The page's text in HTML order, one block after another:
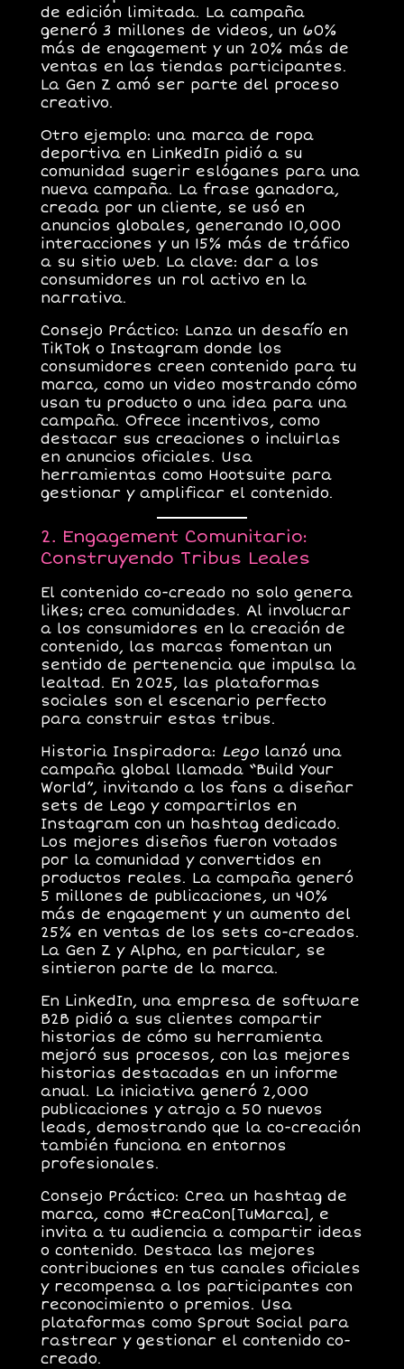
de edición limitada. La campaña
generó 3 millones de videos, un 60%
más de engagement y un 20% más de
ventas en las tiendas participantes.
La Gen Z amó ser parte del proceso
creativo.
Otro ejemplo: una marca de ropa
deportiva en LinkedIn pidió a su
comunidad sugerir eslóganes para una
nueva campaña. La frase ganadora,
creada por un cliente, se usó en
anuncios globales, generando 10,000
interacciones y un 15% más de tráfico
a su sitio web. La clave: dar a los
consumidores un rol activo en la
narrativa.
Consejo Práctico: Lanza un desafío en
TikTok o Instagram donde los
consumidores creen contenido para tu
marca, como un video mostrando cómo
usan tu producto o una idea para una
campaña. Ofrece incentivos, como
destacar sus creaciones o incluirlas
en anuncios oficiales. Usa
herramientas como Hootsuite para
gestionar y amplificar el contenido.
2. Engagement Comunitario:
Construyendo Tribus Leales
El contenido co-creado no solo genera
likes; crea comunidades. Al involucrar
a los consumidores en la creación de
contenido, las marcas fomentan un
sentido de pertenencia que impulsa la
lealtad. En 2025, las plataformas
sociales son el escenario perfecto
para construir estas tribus.
Historia Inspiradora: Legolanzó una
campaña global llamada “Build Your
World”, invitando a los fans a diseñar
sets de Lego y compartirlos en
Instagram con un hashtag dedicado.
Los mejores diseños fueron votados
por la comunidad y convertidos en
productos reales. La campaña generó
5 millones de publicaciones, un 40%
más de engagement y un aumento del
25% en ventas de los sets co-creados.
La Gen Z y Alpha, en particular, se
sintieron parte de la marca.
En LinkedIn, una empresa de software
B2B pidió a sus clientes compartir
historias de cómo su herramienta
mejoró sus procesos, con las mejores
historias destacadas en un informe
anual. La iniciativa generó 2,000
publicaciones y atrajo a 50 nuevos
leads, demostrando que la co-creación
también funciona en entornos
profesionales.
Consejo Práctico: Crea un hashtag de
marca, como #CreaCon[TuMarca], e
invita a tu audiencia a compartir ideas
o contenido. Destaca las mejores
contribuciones en tus canales oficiales
y recompensa a los participantes con
reconocimiento o premios. Usa
plataformas como Sprout Social para
rastrear y gestionar el contenido co-
creado.